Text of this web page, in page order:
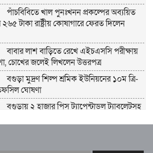
পাঁচবিবিতে খাল পুনঃখনন প্রকল্পের অব্যয়িত
টাকা রাষ্ট্রীয় কোষাগারে ফেরত দিলেন
বাবার লাশ বাড়িতে রেখে এইচএসসি পরীক্ষায়
চোখের জলেই লিখলেন উত্তরপত্র
বগুড়া মুদ্রণ শিল্প শ্রমিক ইউনিয়নের ১০ম ত্রি-
তফসিল ঘোষণা
বগুড়ায় ২ হাজার পিস ট্যাপেন্টাডল ট্যাবলেটসহ